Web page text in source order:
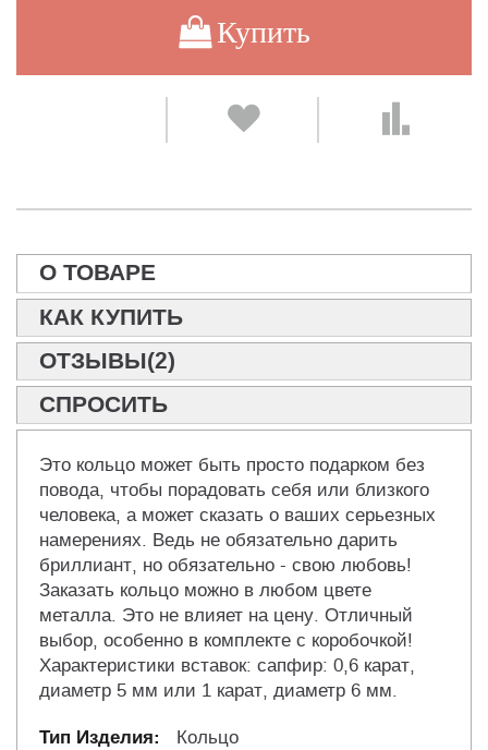
Купить
О ТОВАРЕ
КАК КУПИТЬ
ОТЗЫВЫ(2)
СПРОСИТЬ
Это кольцо может быть просто подарком без
повода, чтобы порадовать себя или близкого
человека, а может сказать о ваших серьезных
намерениях. Ведь не обязательно дарить
бриллиант, но обязательно - свою любовь!
Заказать кольцо можно в любом цвете
металла. Это не влияет на цену. Отличный
выбор, особенно в комплекте с коробочкой!
Характеристики вставок: сапфир: 0,6 карат,
диаметр 5 мм или 1 карат, диаметр 6 мм.
Кольцо